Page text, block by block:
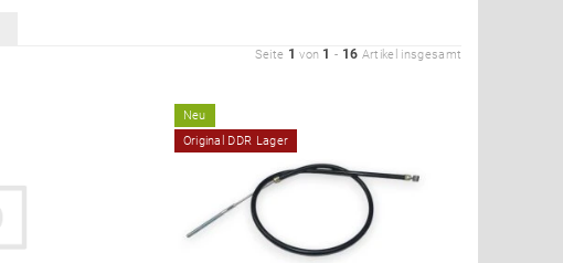
Seite 1 von 1 - 16 Artikel insgesamt
Neu
Original DDR Lager